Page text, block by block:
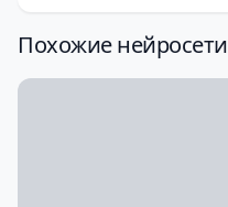
Похожие нейросети